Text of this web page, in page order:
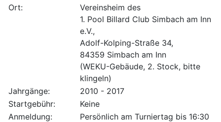
Ort:
Vereinsheim des
1. Pool Billard Club Simbach am Inn
e.V.,
Adolf-Kolping-Straße 34,
84359 Simbach am Inn
(WEKU-Gebäude, 2. Stock, bitte
klingeln)
Jahrgänge:
2010 - 2017
Startgebühr:
Keine
Anmeldung:
Persönlich am Turniertag bis 16:30